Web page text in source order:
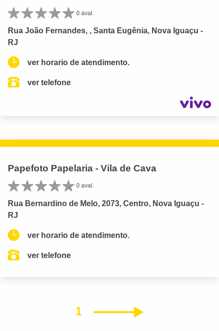
0 aval.
Rua João Fernandes, , Santa Eugênia, Nova Iguaçu -
RJ
ver horario de atendimento.
ver telefone
Papefoto Papelaria - Vila de Cava
0 aval.
Rua Bernardino de Melo, 2073, Centro, Nova Iguaçu -
RJ
ver horario de atendimento.
ver telefone
1 Próximo